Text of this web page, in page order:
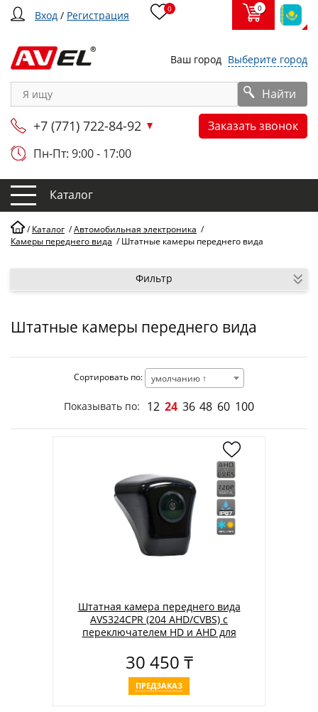
Вход / Регистрация 0 0
Ваш город Выберите город
Найти
+7 (771) 722-84-92
Заказать звонок
Пн-Пт: 9:00 - 17:00
Каталог
/Каталог /Автомобильная электроника /
Камеры переднего вида /Штатные камеры переднего вида
Фильтр
Штатные камеры переднего вида
Сортировать по: умолчанию ↑
Показывать по: 12 24 36 48 60 100
Штатная камера переднего вида
AVS324CPR (204 AHD/CVBS) с
переключателем HD и AHD для
30 450 ₸
ПРЕДЗАКАЗ